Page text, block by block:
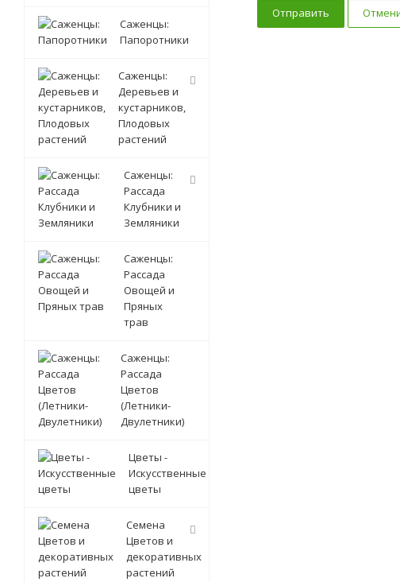
Саженцы:
Папоротники
Саженцы:
Деревьев и
кустарников,
Плодовых
растений
Саженцы:
Рассада
Клубники и
Земляники
Саженцы:
Рассада
Овощей и
Пряных
трав
Саженцы:
Рассада
Цветов
(Летники-
Двулетники)
Цветы -
Искусственные
цветы
Семена
Цветов и
декоративных
растений